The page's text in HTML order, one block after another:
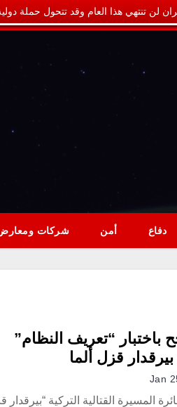
لن تنتهي هذا العام وقد تتحول حملة
دفاع أمن شركات ومعارض
باختبار “تعريف النظام”
قزل ألما
Jan
المسيرة القتالية التركية “بيرقدار